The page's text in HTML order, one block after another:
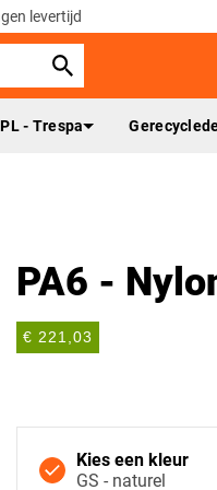
levertijd
- Trespa
PA6 -
€ 221,03
Kies een kleur
GS - naturel